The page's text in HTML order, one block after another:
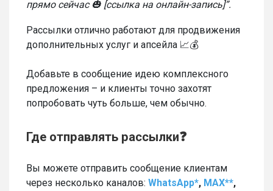
прямо сейчас 🎃 [ссылка на онлайн-запись]”.
Рассылки отлично работают для продвижения
дополнительных услуг и апсейла 📈💰
Добавьте в сообщение идею комплексного
предложения – и клиенты точно захотят
попробовать чуть больше, чем обычно.
Где отправлять рассылки❓
Вы можете отправить сообщение клиентам
через несколько каналов: WhatsApp*, MAX**,